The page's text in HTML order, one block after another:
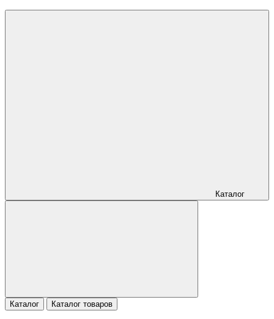
Каталог
Каталог Каталог товаров